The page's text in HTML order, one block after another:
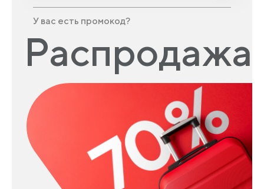
У вас есть промокод?
Распродажа